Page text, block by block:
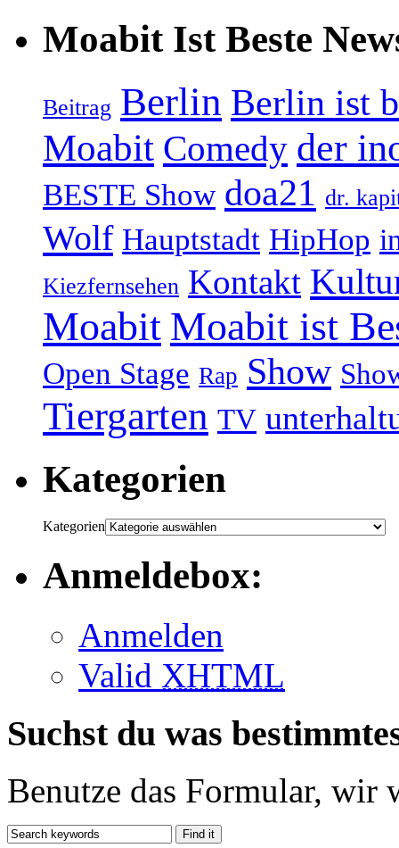
Moabit Ist Beste
Beitrag Berlin Berlin ist
Moabit Comedy der
BESTE Show doa21 dr.
Wolf Hauptstadt HipHop
Kiezfernsehen Kontakt
Moabit Moabit ist
Open Stage Rap Show
Tiergarten TV
Kategorien
Kategorien
Anmeldebox:
Anmelden
Valid XHTML
Suchst du was
Benutze das Formular, wir